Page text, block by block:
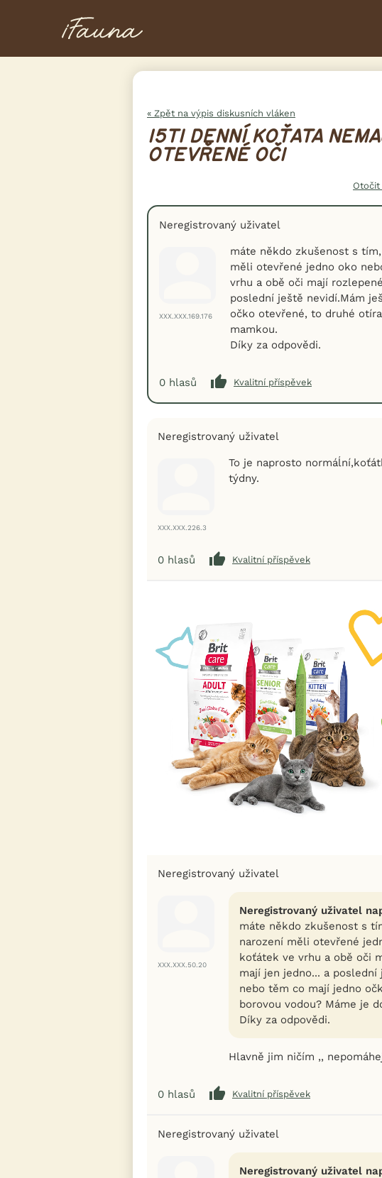
« Zpět na výpis diskusních vláken
15TI DENNÍ KOŤATA
OTEVŘENÉ OČI
Otočit
Neregistrovaný uživatel
XXX.XXX.169.176
máte někdo zkušenost s
měli otevřené jedno oko
vrhu a obě oči mají
poslední ještě nevidí.Mám
očko otevřené, to druhé
mamkou.
Díky za odpovědi.
0 hlasů Kvalitní příspěvek
Neregistrovaný uživatel
XXX.XXX.226.3
To je naprosto
týdny.
0 hlasů Kvalitní příspěvek
Neregistrovaný uživatel
XXX.XXX.50.20
Neregistrovaný uživatel
máte někdo zkušenost s
narození měli otevřené
koťátek ve vrhu a obě oči
mají jen jedno... a
nebo těm co mají jedno
borovou vodou? Máme je
Díky za odpovědi.
Hlavně jim ničím ,,
0 hlasů Kvalitní příspěvek
Neregistrovaný uživatel
Neregistrovaný uživatel